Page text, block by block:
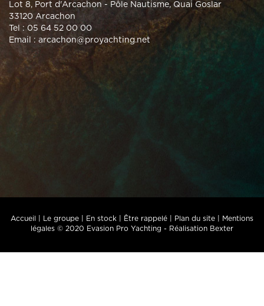
Lot 8, Port d'Arcachon - Pôle Nautisme, Quai Goslar
33120 Arcachon
Tel : 05 64 52 00 00
Email : arcachon@proyachting.net
Accueil Le groupe En stock Être rappelé Plan du site
Mentions
légales © 2020 Evasion Pro Yachting - Réalisation Bexter